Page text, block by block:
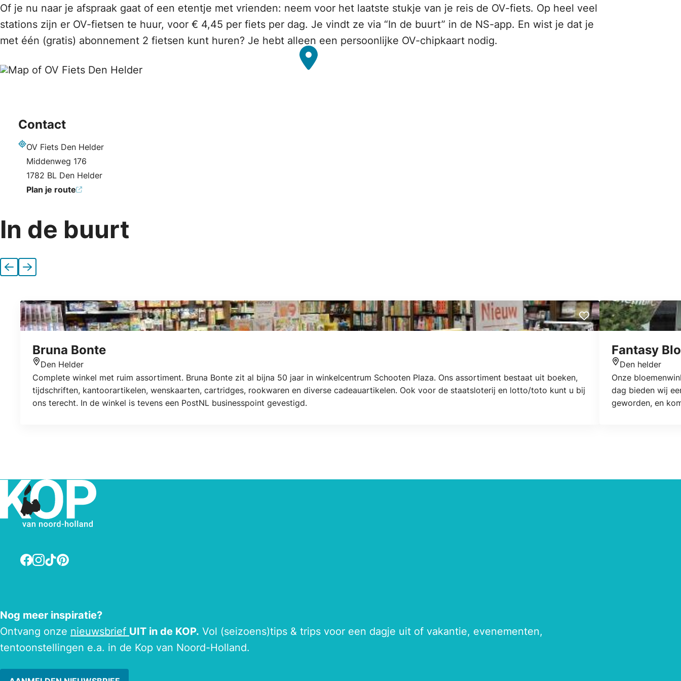
Of je nu naar je afspraak gaat of een etentje met vrienden: neem voor het laatste stukje van je reis de OV-fiets. Op heel veel
stations zijn er OV-fietsen te huur, voor € 4,45 per fiets per dag. Je vindt ze via “In de buurt” in de NS-app. En wist je dat je
met één (gratis) abonnement 2 fietsen kunt huren? Je hebt alleen een persoonlijke OV-chipkaart nodig.
Contact
OV Fiets Den Helder
Middenweg 176
1782 BL Den Helder
Plan je route
In de buurt
VorigeVolgende
Bruna Bonte
Locatie
Den Helder
Complete winkel met ruim assortiment. Bruna Bonte zit al bijna 50 jaar in winkelcentrum Schooten Plaza. Ons assortiment bestaat uit boeken,
tijdschriften, kantoorartikelen, wenskaarten, cartridges, rookwaren en diverse cadeauartikelen. Ook voor de staatsloterij en lotto/toto kunt u bij
ons terecht. In de winkel is tevens een PostNL businesspoint gevestigd.
Fantasy
Locatie
Den helder
Onze
dag bieden wij
geworden, en
Facebook
Instagram
TikTokPinterest
Nog meer inspiratie?
Ontvang onze nieuwsbrief UIT in de KOP. Vol (seizoens)tips & trips voor een dagje uit of vakantie, evenementen,
tentoonstellingen e.a. in de Kop van Noord-Holland.